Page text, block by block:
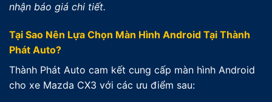
nhận báo giá chi tiết.
Tại Sao Nên Lựa Chọn Màn Hình Android Tại Thành
Phát Auto?
Thành Phát Auto cam kết cung cấp màn hình Android
cho xe Mazda CX3 với các ưu điểm sau: